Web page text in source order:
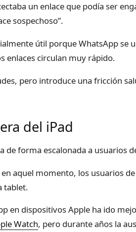
un enlace que podía ser
sospechoso”.
útil porque WhatsApp se
enlaces circulan muy rápido.
pero introduce una fricción
del iPad
de forma escalonada a usuarios
aquel momento, los usuarios
tablet.
en dispositivos Apple ha ido
Watch, pero durante años la